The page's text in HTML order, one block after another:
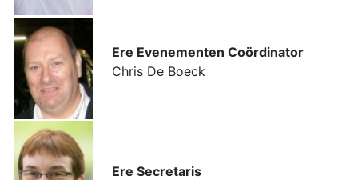
Ere Evenementen Coördinator
Chris De Boeck
Ere Secretaris